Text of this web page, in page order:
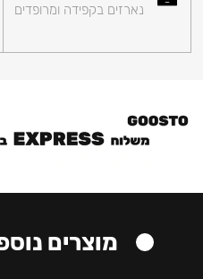
נארזים בקפידה ומרופדים
מוצרים